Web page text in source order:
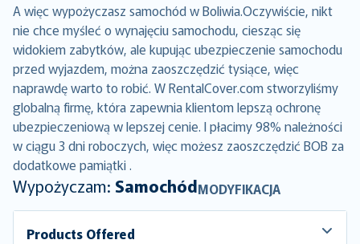
A więc wypożyczasz samochód w Boliwia.Oczywiście, nikt
nie chce myśleć o wynajęciu samochodu, ciesząc się
widokiem zabytków, ale kupując ubezpieczenie samochodu
przed wyjazdem, można zaoszczędzić tysiące, więc
naprawdę warto to robić. W RentalCover.com stworzyliśmy
globalną firmę, która zapewnia klientom lepszą ochronę
ubezpieczeniową w lepszej cenie. I płacimy 98% należności
w ciągu 3 dni roboczych, więc możesz zaoszczędzić BOB za
dodatkowe pamiątki .
Wypożyczam: SamochódMODYFIKACJA
Products Offered